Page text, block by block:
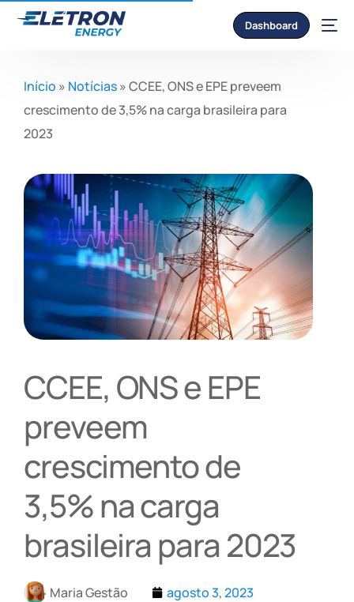
Dashboard
Início » Notícias»CCEE, ONS e EPE preveem
crescimento de 3,5% na carga brasileira para
2023
CCEE, ONS e EPE
preveem
crescimento de
3,5% na carga
brasileira para 2023
Maria Gestão
agosto 3, 2023